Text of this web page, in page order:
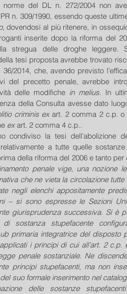
norme del DL n. 272/2004 non
n. 309/1990, essendo queste
, dovendosi al più ritenere, in
inserite dopo la riforma del
stregua delle droghe leggere.
tesi proposta avrebbe trovato
36/2014, che, avendo previsto
del precetto penale, avrebbe
delle modifiche in melius. In
della Consulta avesse dato
criminis ex art. 2 comma 2 c.p.
ex art. 2 comma 4 c.p..
condiviso la tesi dell’abolizione
a tutte quelle
della riforma del 2006 e tanto
penale vige, una nozione
che ne vieta la circolazione
negli elenchi appositamente
– si sono espresse le Sezioni
giurisprudenza successiva. Si è
di sostanza stupefacente
primaria integratrice del disposto
i principi di cui all’art. 2
penale sostanziale. Ne
principi stupefacenti, ma non
suo formale inserimento nel
delle sostanze